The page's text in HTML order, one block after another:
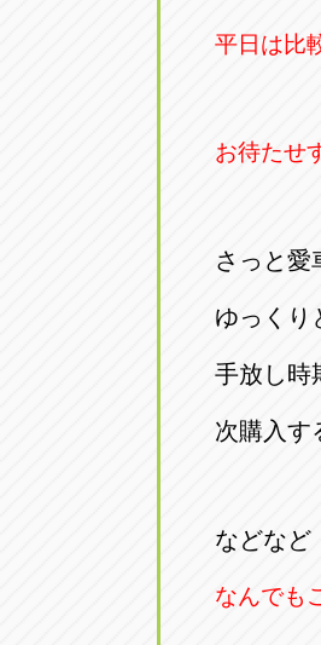
オートフレンド
三重県四日市
平日は比
お待たせ
さっと愛
ゆっくり
手放し時
次購入す
などなど
なんでも